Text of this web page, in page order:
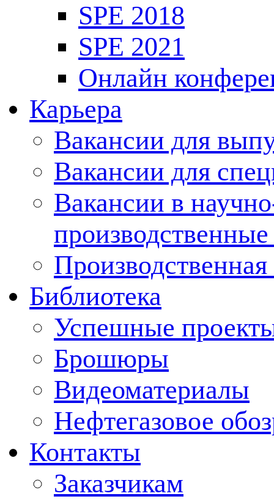
SPE 2018
SPE 2021
Онлайн
Карьера
Вакансии для
Вакансии для
Вакансии в
Производственная
Библиотека
Успешные
Брошюры
Видеоматериалы
Нефтегазовое
Контакты
Заказчикам